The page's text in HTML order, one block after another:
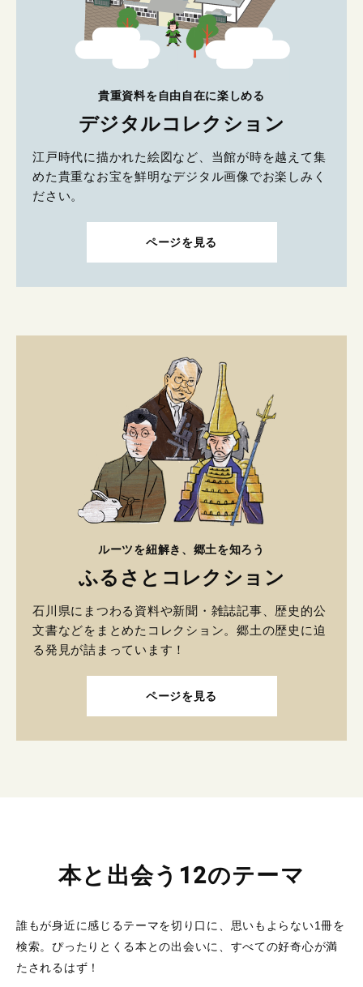
貴重資料を自由自在に楽しめる
デジタルコレクション
江戸時代に描かれた絵図など、当館が時を越えて集
めた貴重なお宝を鮮明なデジタル画像でお楽しみく
ださい。
ページを見る
ルーツを紐解き、郷土を知ろう
ふるさとコレクション
石川県にまつわる資料や新聞・雑誌記事、歴史的公
文書などをまとめたコレクション。郷土の歴史に迫
る発見が詰まっています！
ページを見る
本と出会う12のテーマ
誰もが身近に感じるテーマを切り口に、思いもよらない1冊を
検索。 ぴったりとくる本との出会いに、すべての好奇心が満
たされるはず！